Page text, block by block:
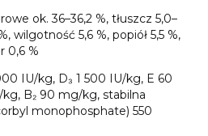
ok. 36–36,2 %, tłuszcz 5,0–
wilgotność 5,6 %, popiół 5,5 %,
0,6 %
IU/kg, D₃ 1 500 IU/kg, E 60
B₂ 90 mg/kg, stabilna
monophosphate) 550